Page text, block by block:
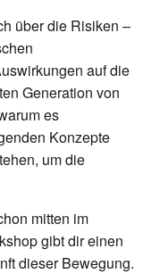
über die Risiken –
auf die
Generation von
es
Konzepte
um die
mitten im
gibt dir einen
dieser Bewegung.